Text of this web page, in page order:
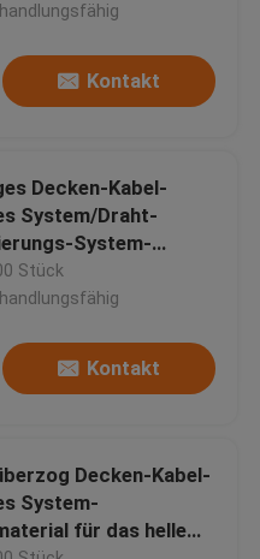
Kontakt
Decken-Kabel-
System/Draht-
System-
Stück
Kontakt
Decken-Kabel-
System-
für das helle